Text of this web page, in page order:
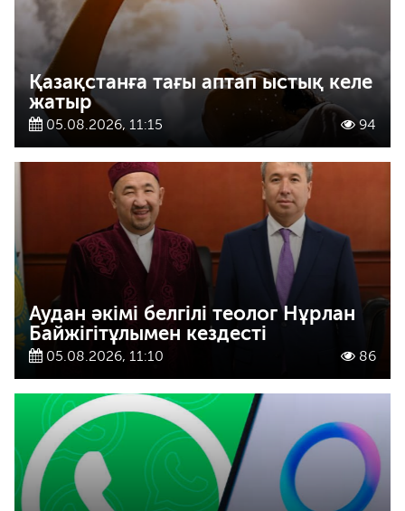
Қазақстанға тағы аптап ыстық келе
жатыр
05.08.2026, 11:15 94
Аудан әкімі белгілі теолог Нұрлан
Байжігітұлымен кездесті
05.08.2026, 11:10 86